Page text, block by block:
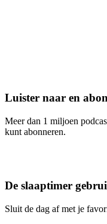
Luister naar en
Meer dan 1 miljoen
kunt abonneren.
De slaaptimer
Sluit de dag af met je